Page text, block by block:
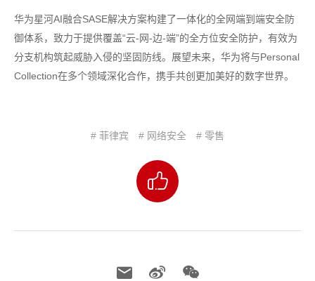
华为星河AI融合SASE解决方案构建了一体化的全网端到端安全防
御体系，致力于提供覆盖“云-网-边-端”的全方位安全防护，有效为
分支机构筑起威胁入侵的坚固防线。展望未来，华为将与Personal
Collection在多个领域深化合作，携手共创更加美好的数字世界。
# 菲律宾 # 网络安全 # 零售